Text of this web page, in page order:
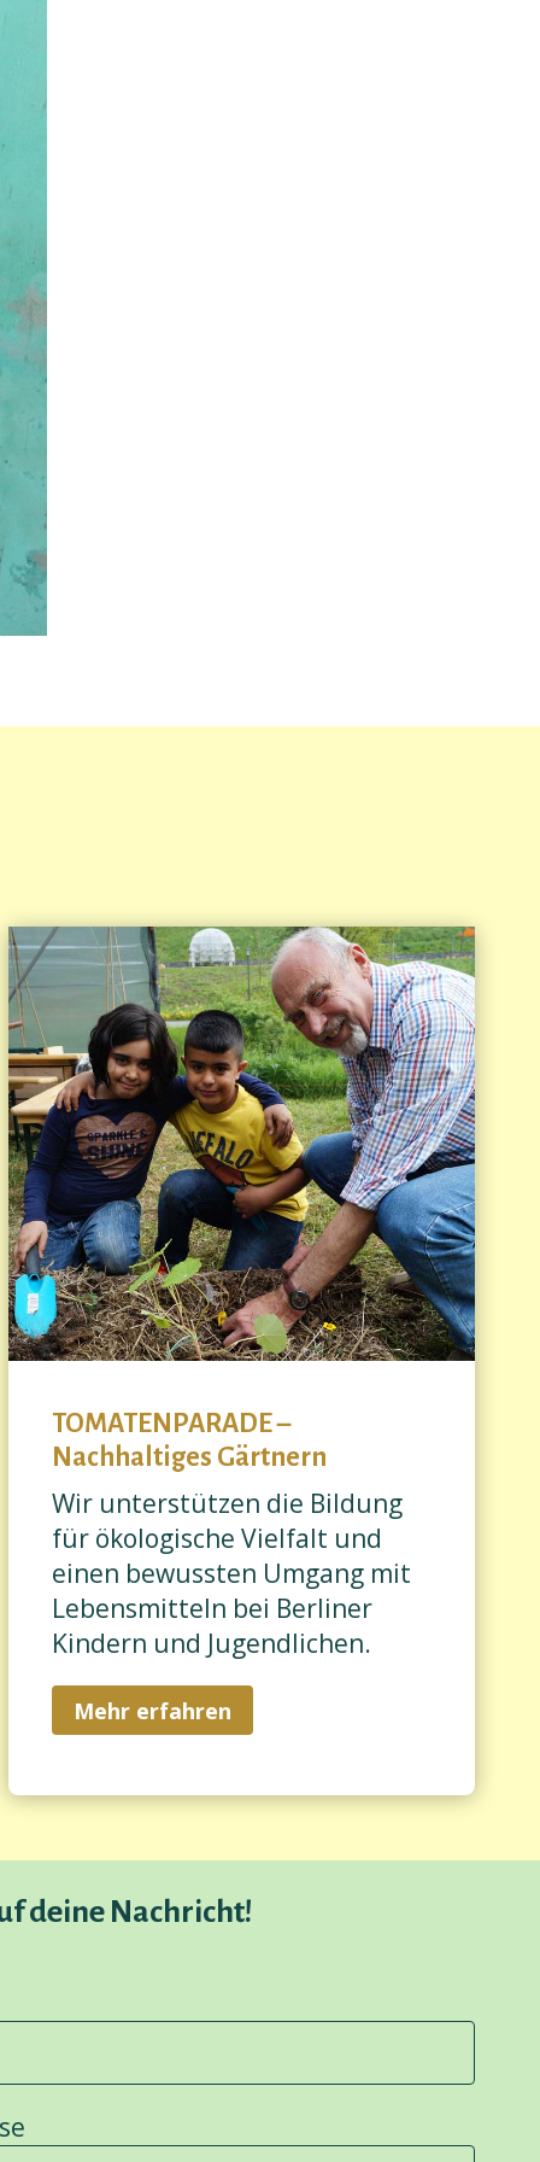
TOMATENPARADE –
Nachhaltiges Gärtnern
Wir unterstützen die Bildung
für ökologische Vielfalt und
einen bewussten Umgang mit
Lebensmitteln bei Berliner
Kindern und Jugendlichen.
Mehr erfahren
deine Nachricht!